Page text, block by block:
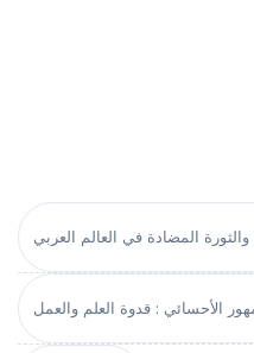
والثورة المضادة في العالم العربي
الأحسائي : قدوة العلم والعمل